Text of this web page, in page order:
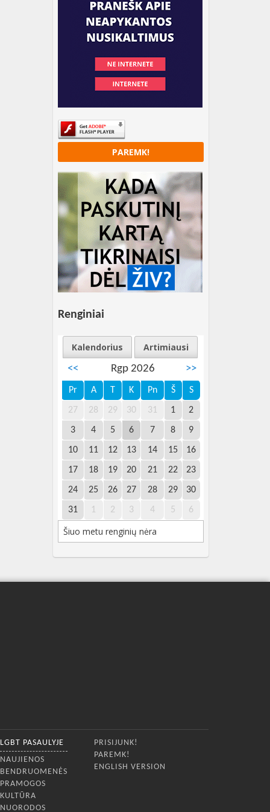
PAREMK!
Renginiai
Kalendorius
Artimiausi
<<
Rgp 2026 >>
Pr A T K Pn Š S
27 28 29 30 31 1 2
3 4 5 6 7 8 9
10 11 12 13 14 15 16
17 18 19 20 21 22 23
24 25 26 27 28 29 30
31 1 2 3 4 5 6
Šiuo metu renginių nėra
LGBT PASAULYJE
NAUJIENOS
BENDRUOMENĖS
PRAMOGOS
KULTŪRA
NUORODOS
PRISIJUNK!
PAREMK!
ENGLISH VERSION